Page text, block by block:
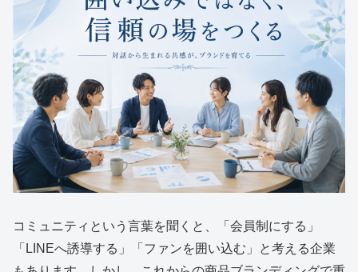
コミュニティという言葉を聞くと、「会員制にする」
「LINEへ誘導する」「ファンを囲い込む」と考える企業